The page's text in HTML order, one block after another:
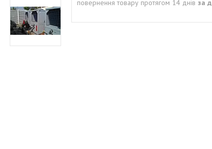
повернення товару протягом 14 днів за